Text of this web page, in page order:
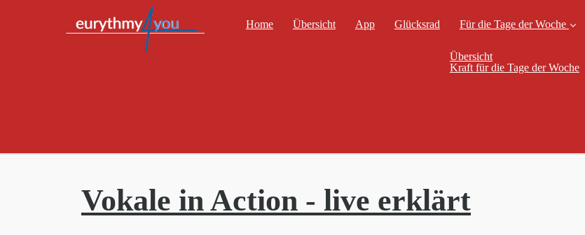
Home Übersicht App Glücksrad Für die Tage der Woche
Übersicht
Kraft für die Tage der Woche
Vokale in Action - live erklärt